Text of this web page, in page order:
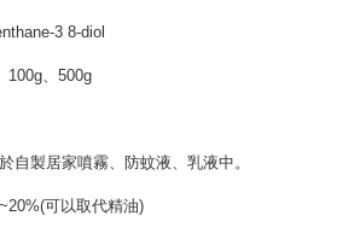
3 8-diol
100g、500g
自製居家噴霧、防蚊液、乳液中。
可以取代精油)